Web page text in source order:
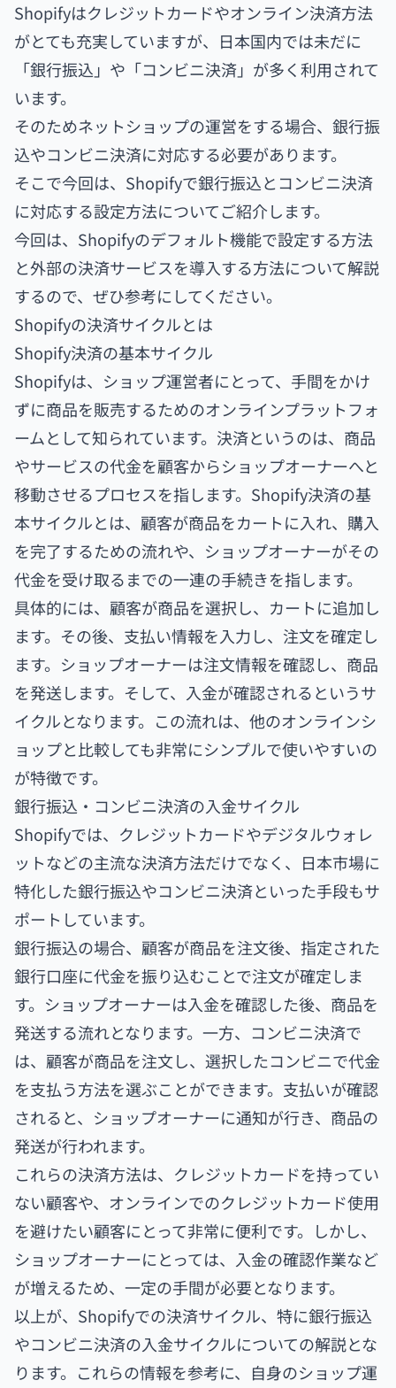
Shopifyはクレジットカードやオンライン決済方法
がとても充実していますが、日本国内では未だに
「銀行振込」や「コンビニ決済」が多く利用されて
います。
そのためネットショップの運営をする場合、銀行振
込やコンビニ決済に対応する必要があります。
そこで今回は、Shopifyで銀行振込とコンビニ決済
に対応する設定方法についてご紹介します。
今回は、Shopifyのデフォルト機能で設定する方法
と外部の決済サービスを導入する方法について解説
するので、ぜひ参考にしてください。
Shopifyの決済サイクルとは
Shopify決済の基本サイクル
Shopifyは、ショップ運営者にとって、手間をかけ
ずに商品を販売するためのオンラインプラットフォ
ームとして知られています。決済というのは、商品
やサービスの代金を顧客からショップオーナーへと
移動させるプロセスを指します。Shopify決済の基
本サイクルとは、顧客が商品をカートに入れ、購入
を完了するための流れや、ショップオーナーがその
代金を受け取るまでの一連の手続きを指します。
具体的には、顧客が商品を選択し、カートに追加し
ます。その後、支払い情報を入力し、注文を確定し
ます。ショップオーナーは注文情報を確認し、商品
を発送します。そして、入金が確認されるというサ
イクルとなります。この流れは、他のオンラインシ
ョップと比較しても非常にシンプルで使いやすいの
が特徴です。
銀行振込・コンビニ決済の入金サイクル
Shopifyでは、クレジットカードやデジタルウォレ
ットなどの主流な決済方法だけでなく、日本市場に
特化した銀行振込やコンビニ決済といった手段もサ
ポートしています。
銀行振込の場合、顧客が商品を注文後、指定された
銀行口座に代金を振り込むことで注文が確定しま
す。ショップオーナーは入金を確認した後、商品を
発送する流れとなります。一方、コンビニ決済で
は、顧客が商品を注文し、選択したコンビニで代金
を支払う方法を選ぶことができます。支払いが確認
されると、ショップオーナーに通知が行き、商品の
発送が行われます。
これらの決済方法は、クレジットカードを持ってい
ない顧客や、オンラインでのクレジットカード使用
を避けたい顧客にとって非常に便利です。しかし、
ショップオーナーにとっては、入金の確認作業など
が増えるため、一定の手間が必要となります。
以上が、Shopifyでの決済サイクル、特に銀行振込
やコンビニ決済の入金サイクルについての解説とな
ります。これらの情報を参考に、自身のショップ運